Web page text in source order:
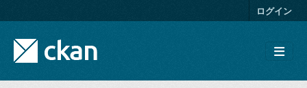
ログイン